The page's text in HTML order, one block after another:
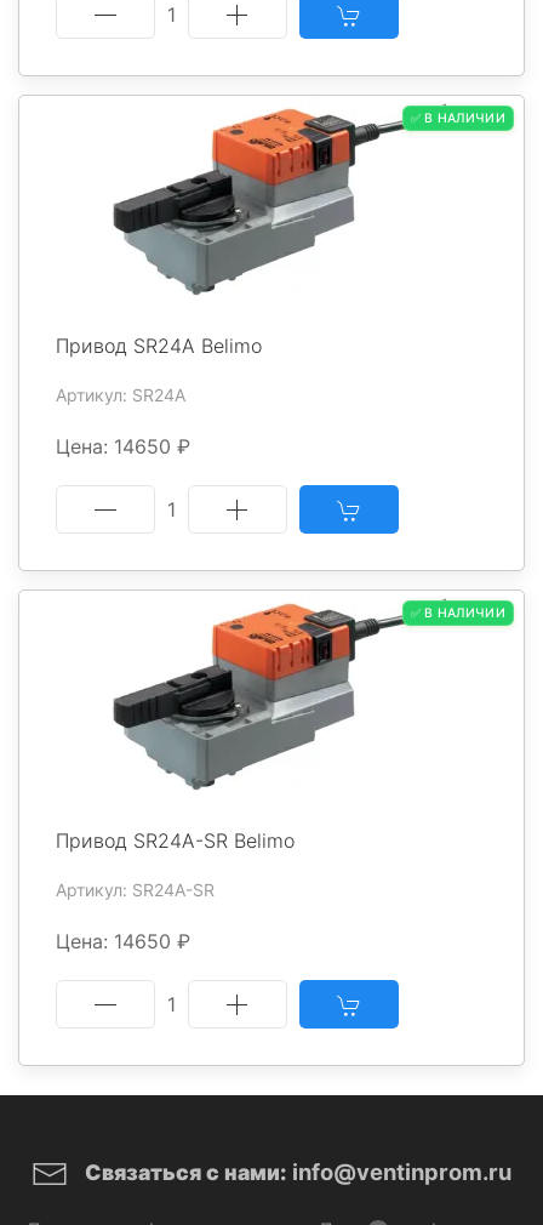
1
✅ В НАЛИЧИИ
Привод SR24A Belimo
Артикул: SR24A
Цена: 14650 ₽
1
✅ В НАЛИЧИИ
Привод SR24A-SR Belimo
Артикул: SR24A-SR
Цена: 14650 ₽
1
Связаться с нами: info@ventinprom.ru